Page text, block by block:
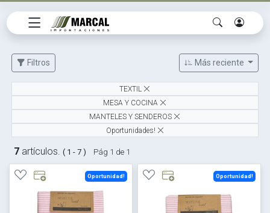
Filtros Más reciente
TEXTIL
MESA Y COCINA
MANTELES Y SENDEROS
Oportunidades!
Oportunidad! Oportunidad!
7 artículos.( 1 - 7 ) Pág 1 de 1